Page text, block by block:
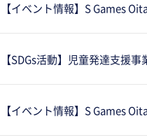
【イベント情報】S Games
【SDGs活動】児童発達支援
【イベント情報】S Games